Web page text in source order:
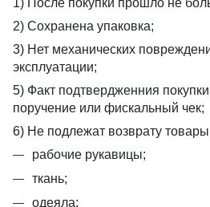
2) Сохранена упаковка;
3) Нет механических
эксплуатации;
5) Факт подтвердженния
поручение или фискальный чек;
6) Не подлежат возврату
рабочие рукавицы;
ткань;
одеяла;